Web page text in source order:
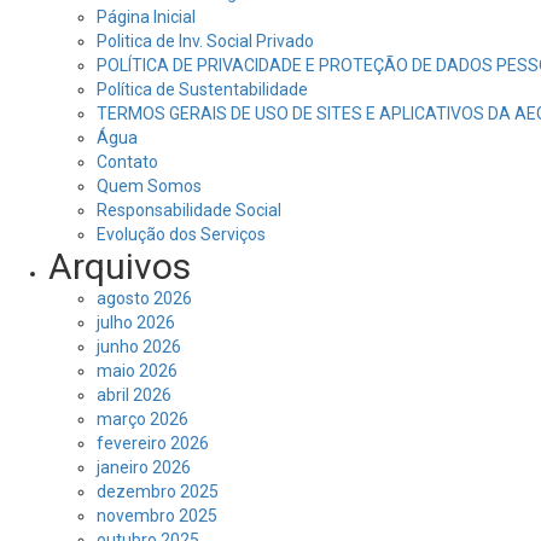
Página Inicial
Politica de Inv. Social Privado
POLÍTICA DE PRIVACIDADE E PROTEÇÃO DE DADOS
Política de Sustentabilidade
TERMOS GERAIS DE USO DE SITES E APLICATIVOS DA
Água
Contato
Quem Somos
Responsabilidade Social
Evolução dos Serviços
Arquivos
agosto 2026
julho 2026
junho 2026
maio 2026
abril 2026
março 2026
fevereiro 2026
janeiro 2026
dezembro 2025
novembro 2025